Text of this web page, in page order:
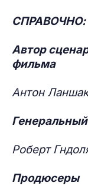
СПРАВОЧНО:
Автор
фильма
Антон
Роберт
Продюсеры